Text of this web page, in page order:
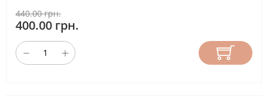
440.00 грн.
400.00 грн.